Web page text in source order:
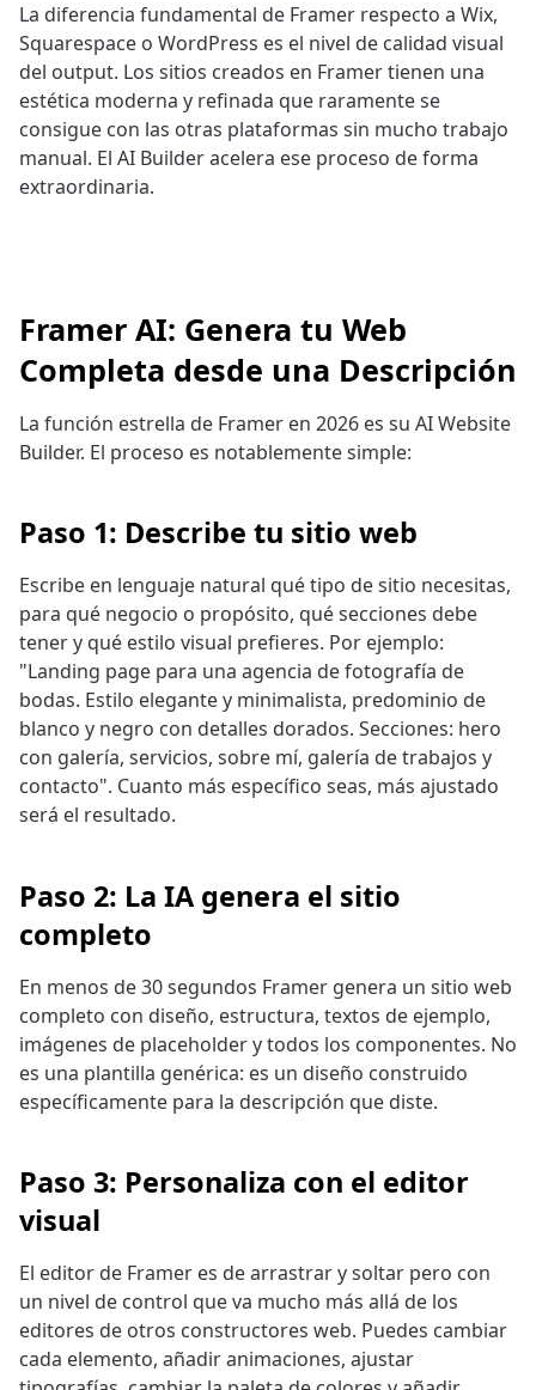
La diferencia fundamental de Framer respecto a Wix,
Squarespace o WordPress es el nivel de calidad visual
del output. Los sitios creados en Framer tienen una
estética moderna y refinada que raramente se
consigue con las otras plataformas sin mucho trabajo
manual. El AI Builder acelera ese proceso de forma
extraordinaria.
Framer AI: Genera tu Web
Completa desde una Descripción
La función estrella de Framer en 2026 es su AI Website
Builder. El proceso es notablemente simple:
Paso 1: Describe tu sitio web
Escribe en lenguaje natural qué tipo de sitio necesitas,
para qué negocio o propósito, qué secciones debe
tener y qué estilo visual prefieres. Por ejemplo:
"Landing page para una agencia de fotografía de
bodas. Estilo elegante y minimalista, predominio de
blanco y negro con detalles dorados. Secciones: hero
con galería, servicios, sobre mí, galería de trabajos y
contacto". Cuanto más específico seas, más ajustado
será el resultado.
Paso 2: La IA genera el sitio
completo
En menos de 30 segundos Framer genera un sitio web
completo con diseño, estructura, textos de ejemplo,
imágenes de placeholder y todos los componentes. No
es una plantilla genérica: es un diseño construido
específicamente para la descripción que diste.
Paso 3: Personaliza con el editor
visual
El editor de Framer es de arrastrar y soltar pero con
un nivel de control que va mucho más allá de los
editores de otros constructores web. Puedes cambiar
cada elemento, añadir animaciones, ajustar